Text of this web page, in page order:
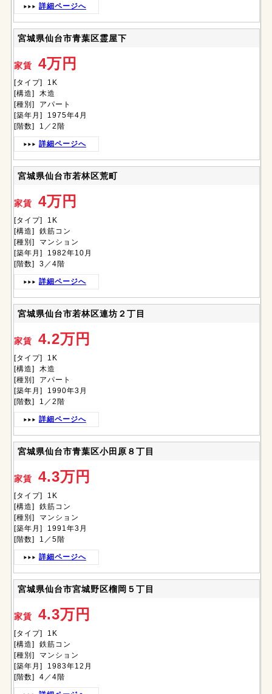
詳細ページへ
宮城県仙台市青葉区霊屋下
家賃 4万円
[タイプ] 1K
[構造] 木造
[種別] アパート
[築年月] 1975年4月
[階数] 1／2階
詳細ページへ
宮城県仙台市若林区荒町
家賃 4万円
[タイプ] 1K
[構造] 鉄筋コン
[種別] マンション
[築年月] 1982年10月
[階数] 3／4階
詳細ページへ
宮城県仙台市若林区連坊２丁目
家賃 4.2万円
[タイプ] 1K
[構造] 木造
[種別] アパート
[築年月] 1990年3月
[階数] 1／2階
詳細ページへ
宮城県仙台市青葉区小田原８丁目
家賃 4.3万円
[タイプ] 1K
[構造] 鉄筋コン
[種別] マンション
[築年月] 1991年3月
[階数] 1／5階
詳細ページへ
宮城県仙台市宮城野区榴岡５丁目
家賃 4.3万円
[タイプ] 1K
[構造] 鉄筋コン
[種別] マンション
[築年月] 1983年12月
[階数] 4／4階